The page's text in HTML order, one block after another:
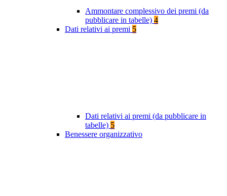
Ammontare complessivo dei premi (da
pubblicare in tabelle) 4
Dati relativi ai premi 5
Dati relativi ai premi (da pubblicare in
tabelle) 5
Benessere organizzativo